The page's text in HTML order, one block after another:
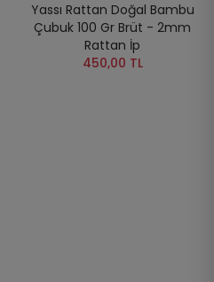
Yassı Rattan Doğal Bambu
Çubuk 100 Gr Brüt - 2mm
Rattan İp
450,00 TL